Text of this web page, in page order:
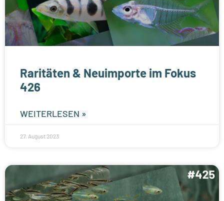
Raritäten & Neuimporte im Fokus
426
WEITERLESEN »
27. August 2023